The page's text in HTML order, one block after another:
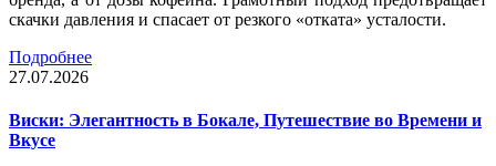
скачки давления и спасает от резкого «отката» усталости.
Подробнее
27.07.2026
Виски: Элегантность в Бокале, Путешествие во Времени и
Вкусе